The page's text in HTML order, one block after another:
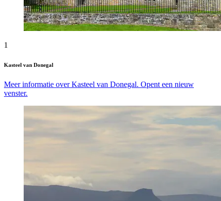
1
Kasteel van Donegal
Meer informatie over Kasteel van Donegal. Opent een nieuw
venster.